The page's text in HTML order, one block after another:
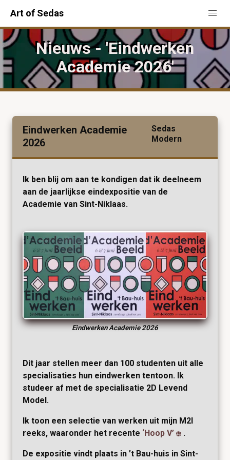
Art of Sedas
Nieuws - 'Eindwerken
Academie 2026'
Eindwerken Academie
2026
Sedas
Modern
Ik ben blij om aan te kondigen dat ik deelneem
aan de jaarlijkse eindexpositie van de
Academie van Sint-Niklaas.
Eindwerken Academie 2026
Dit jaar stellen meer dan 100 studenten uit alle
specialisaties hun eindwerken tentoon. Ik
studeer af met de specialisatie 2D Levend
Model.
Ik toon een selectie van werken uit mijn M2I
reeks, waaronder het recente ‘Hoop V’ .
De expositie vindt plaats in ’t Bau-huis in Sint-